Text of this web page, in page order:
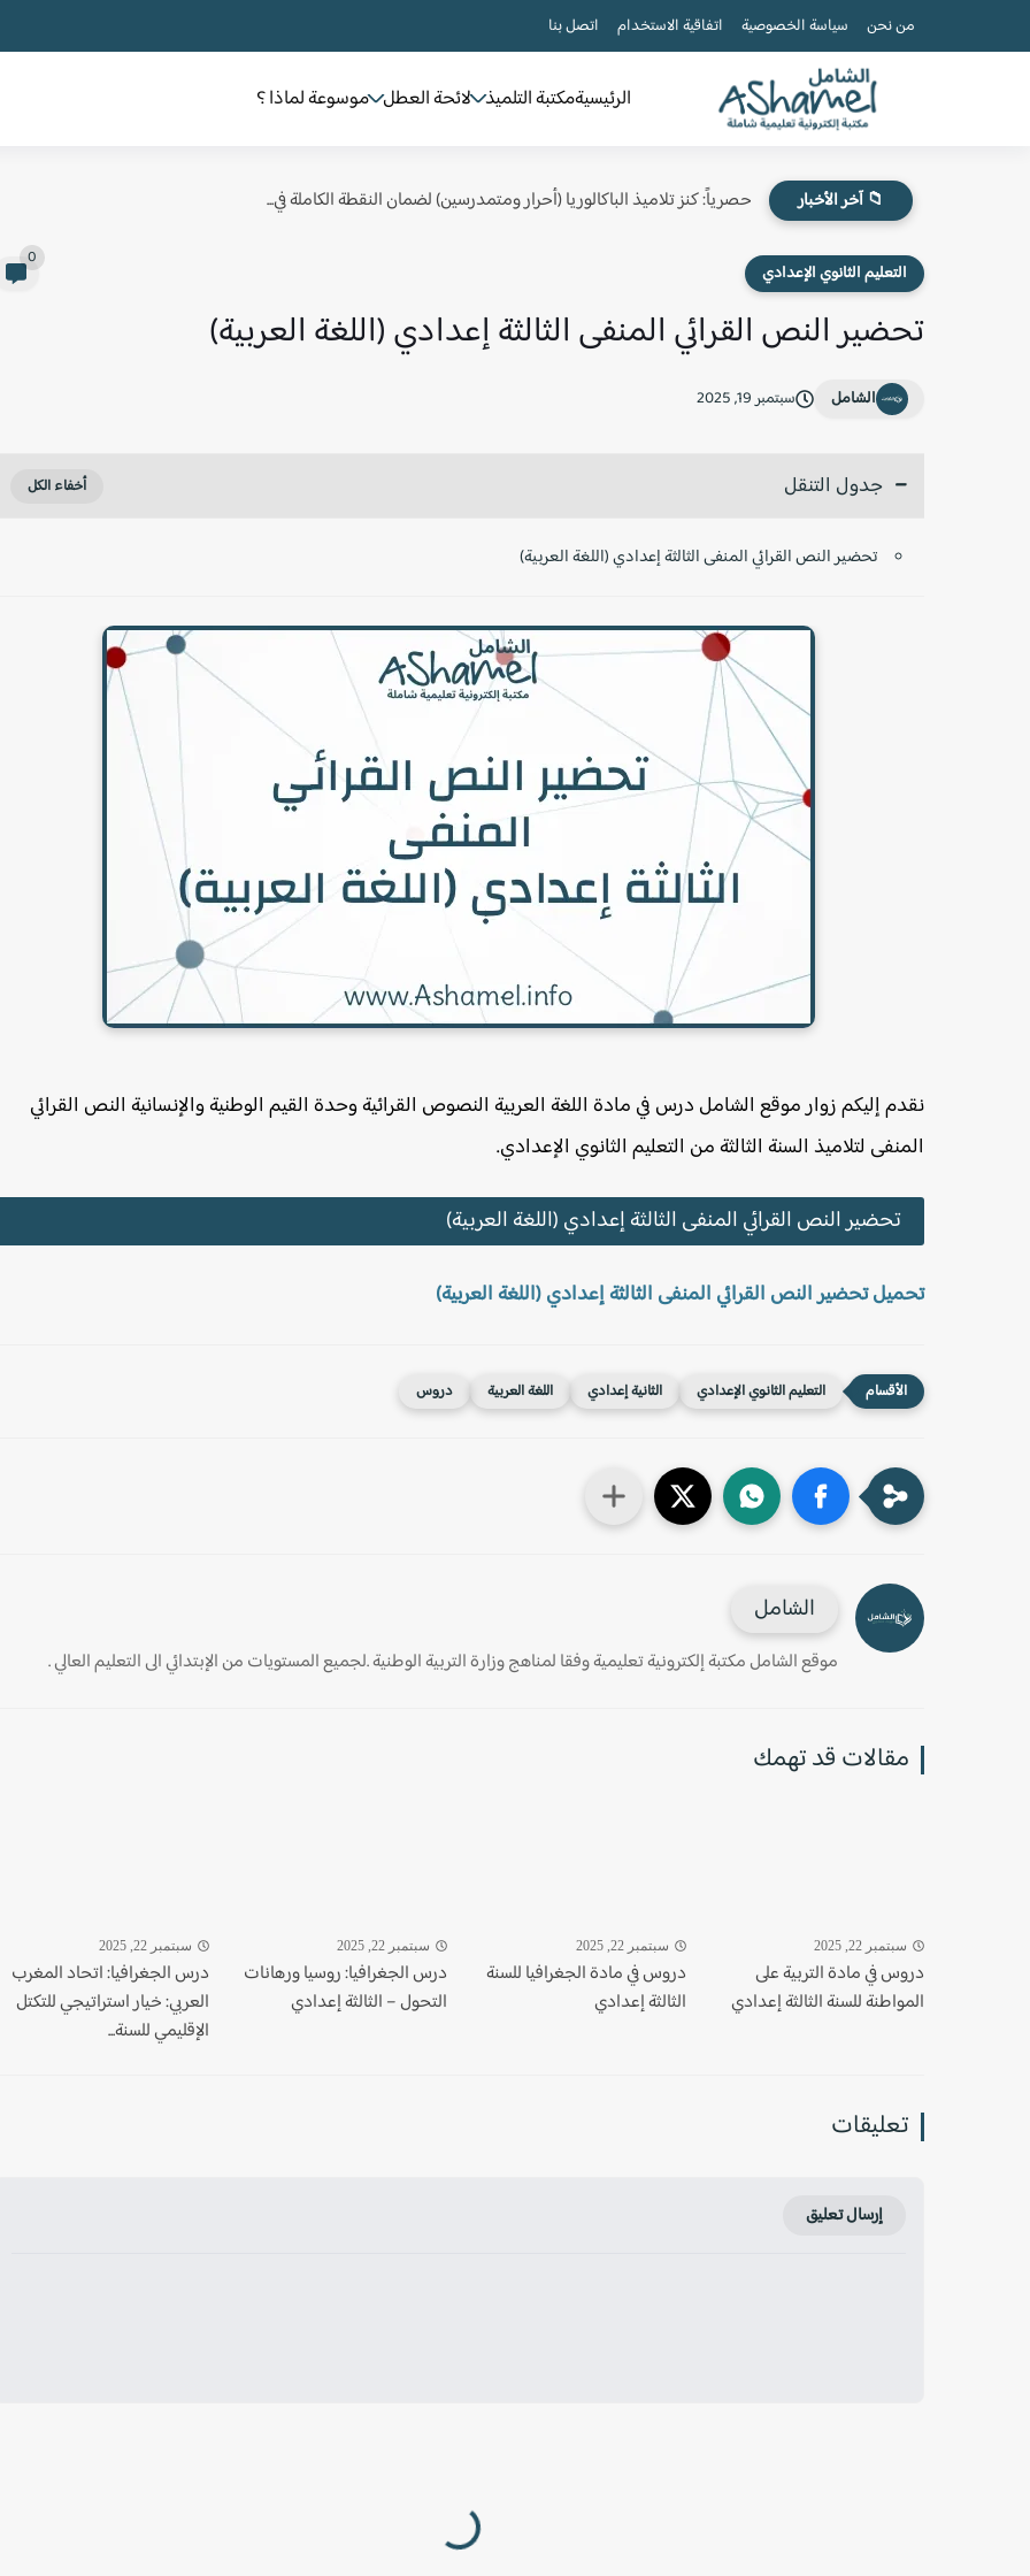
من نحن سياسة الخصوصية اتفاقية الاستخدام اتصل بنا
الرئيسيةمكتبة التلميذ لائحة العطل موسوعة لماذا ؟
📁 آخر الأخبار حصرياً: كنز تلاميذ الباكالوريا (أحرار ومتمدرسين) لضمان النقطة الكاملة في...
التعليم الثانوي الإعدادي
0
تحضير النص القرائي المنفى الثالثة إعدادي (اللغة العربية)
الشامل سبتمبر 19, 2025
جدول التنقل
تحضير النص القرائي المنفى الثالثة إعدادي (اللغة العربية)
نقدم إليكم زوار موقع الشامل درس في مادة اللغة العربية النصوص القرائية وحدة القيم الوطنية والإنسانية النص القرائي
المنفى لتلاميذ السنة الثالثة من التعليم الثانوي الإعدادي.
تحضير النص القرائي المنفى الثالثة إعدادي (اللغة العربية)
تحميل تحضير النص القرائي المنفى الثالثة إعدادي (اللغة العربية)
التعليم الثانوي الإعدادي الثانية إعدادي اللغة العربية دروس
الشامل
موقع الشامل مكتبة إلكترونية تعليمية وفقا لمناهج وزارة التربية الوطنية .لجميع المستويات من الإبتدائي الى التعليم العالي .
مقالات قد تهمك
سبتمبر 22, 2025
دروس في مادة التربية على
المواطنة للسنة الثالثة إعدادي
سبتمبر 22, 2025
دروس في مادة الجغرافيا للسنة
الثالثة إعدادي
سبتمبر 22, 2025
درس الجغرافيا: روسيا ورهانات
التحول – الثالثة إعدادي
سبتمبر 22, 2025
درس الجغرافيا: اتحاد المغرب
العربي: خيار استراتيجي للتكتل
الإقليمي للسنة...
تعليقات
إرسال تعليق